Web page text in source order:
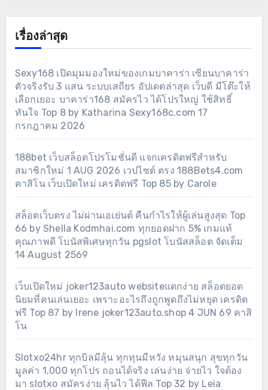
เรื่องล่าสุด
Sexy168 เปิดมุมมองใหม่ของเกมบาคาร่า เซียนบาคาร่า
ตัวจริงรับ 3 แสน ระบบเสถียร อัปเดตล่าสุด เว็บดี มีโต๊ะให้
เลือกเยอะ บาคาร่า168 สมัครไว ได้โปรใหญ่ ใช้สิทธิ์
ทันใจ Top 8 by Katharina Sexy168c.com 17
กรกฎาคม 2026
188bet เว็บสล็อตโปรโมชั่นดี แจกเครดิตฟรีสำหรับ
สมาชิกใหม่ 1 AUG 2026 เวปไซต์ ตรง 188Bets4.com
คาสิโน เว็บเปิดใหม่ เครดิตฟรี Top 85 by Carole
สล็อตเว็บตรง ไม่ผ่านเอเย่นต์ คืนกำไรให้ผู้เล่นสูงสุด Top
66 by Shella Kodmhai.com ทุกยอดฝาก 5% เกมแท้
คุณภาพดี โบนัสพิเศษทุกวัน pgslot โบนัสสล็อต จัดเต็ม
14 August 2569
เว็บเปิดใหม่ joker123auto websiteแตกง่าย สล็อตยอด
นิยมที่คนเล่นเยอะ เพราะอะไรถึงถูกพูดถึงไม่หยุด เครดิต
ฟรี Top 87 by Irene joker123auto.shop 4 JUN 69 คาสิ
โน
Slotxo24hr ทุกบิลมีลุ้น ทุกทุนมีหวัง หมุนสนุก สุขทุกวัน
มูลค่า 1,000 ทุกโปร ถอนได้จริง เล่นง่าย จ่ายไว ใจต้อง
มา slotxo สมัครง่าย ลุ้นไว ได้ฟีล Top 32 by Leia